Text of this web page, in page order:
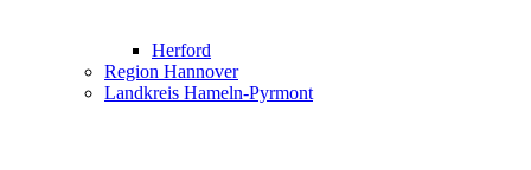
Herford
Region Hannover
Landkreis Hameln-Pyrmont